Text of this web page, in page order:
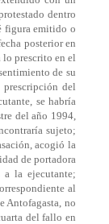
dentro
figura emitido o
posterior en
lo prescrito en el
de su
del
se habría
del año 1994,
sujeto;
acogió la
de portadora
a la ejecutante;
al
Antofagasta, no
del fallo en